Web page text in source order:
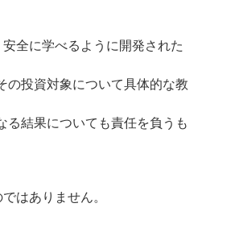
全に学べるように開発された
の投資対象について具体的な教
る結果についても責任を負うも
はありません。